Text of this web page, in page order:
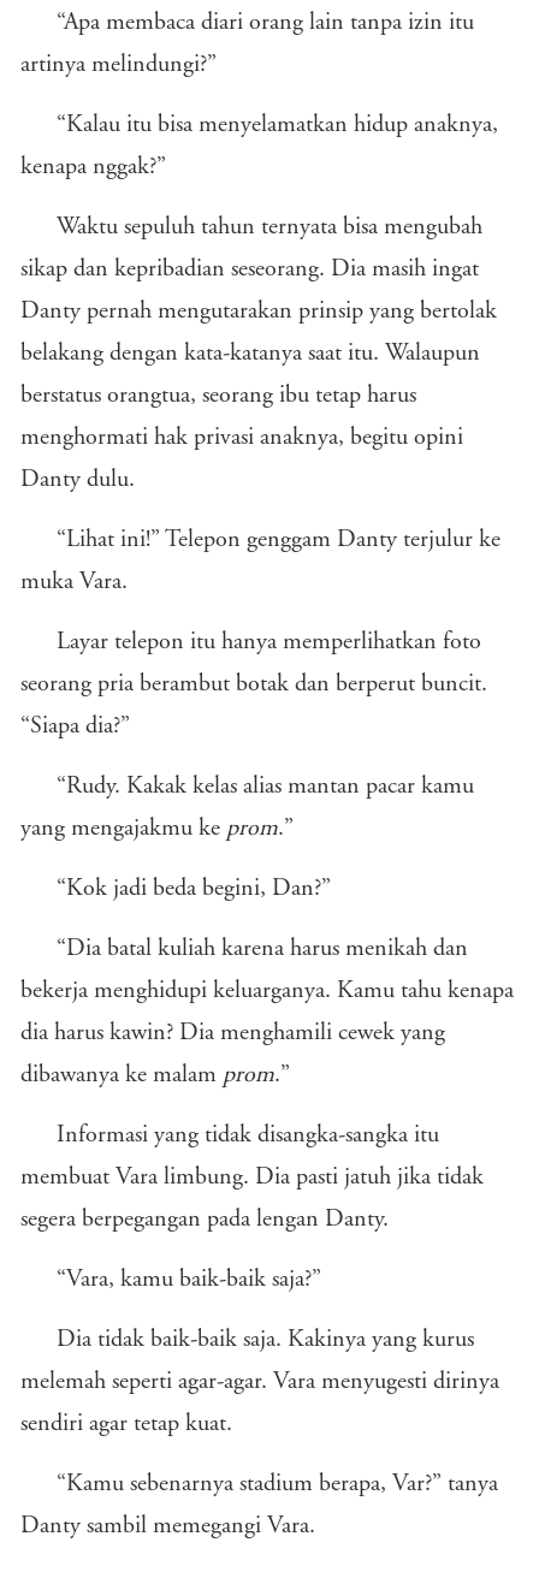
“Apa membaca diari orang lain tanpa izin itu
artinya melindungi?”
“Kalau itu bisa menyelamatkan hidup anaknya,
kenapa nggak?”
Waktu sepuluh tahun ternyata bisa mengubah
sikap dan kepribadian seseorang. Dia masih ingat
Danty pernah mengutarakan prinsip yang bertolak
belakang dengan kata-katanya saat itu. Walaupun
berstatus orangtua, seorang ibu tetap harus
menghormati hak privasi anaknya, begitu opini
Danty dulu.
“Lihat ini!” Telepon genggam Danty terjulur ke
muka Vara.
Layar telepon itu hanya memperlihatkan foto
seorang pria berambut botak dan berperut buncit.
“Siapa dia?”
“Rudy. Kakak kelas alias mantan pacar kamu
yang mengajakmu ke prom.”
“Kok jadi beda begini, Dan?”
“Dia batal kuliah karena harus menikah dan
bekerja menghidupi keluarganya. Kamu tahu kenapa
dia harus kawin? Dia menghamili cewek yang
dibawanya ke malam prom.”
Informasi yang tidak disangka-sangka itu
membuat Vara limbung. Dia pasti jatuh jika tidak
segera berpegangan pada lengan Danty.
“Vara, kamu baik-baik saja?”
Dia tidak baik-baik saja. Kakinya yang kurus
melemah seperti agar-agar. Vara menyugesti dirinya
sendiri agar tetap kuat.
“Kamu sebenarnya stadium berapa, Var?” tanya
Danty sambil memegangi Vara.